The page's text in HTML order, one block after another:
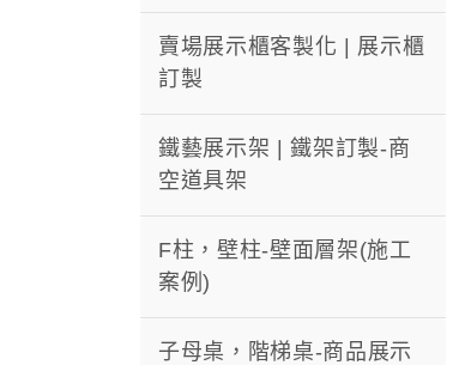
賣場展示櫃客製化 | 展示櫃
訂製
鐵藝展示架 | 鐵架訂製-商
空道具架
F柱，壁柱-壁面層架(施工
案例)
子母桌，階梯桌-商品展示